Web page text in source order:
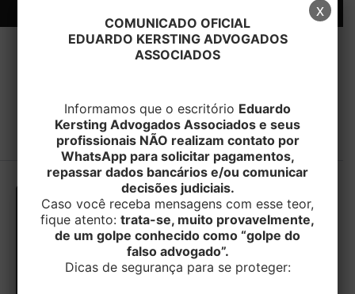
#MÉDICA
COMUNICADO OFICIAL
EDUARDO KERSTING ADVOGADOS
ASSOCIADOS
Informamos que o escritório Eduardo
Kersting Advogados Associados e seus
profissionais NÃO realizam contato por
WhatsApp para solicitar pagamentos,
repassar dados bancários e/ou comunicar
decisões judiciais.
Caso você receba mensagens com esse teor,
fique atento: trata-se, muito provavelmente,
de um golpe conhecido como “golpe do
falso advogado”.
Dicas de segurança para se proteger:
x